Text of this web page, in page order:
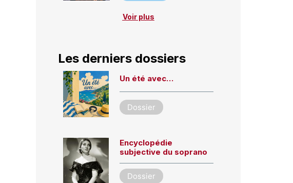
Voir plus
Les derniers dossiers
Un été avec…
Dossier
Encyclopédie
subjective du soprano
Dossier